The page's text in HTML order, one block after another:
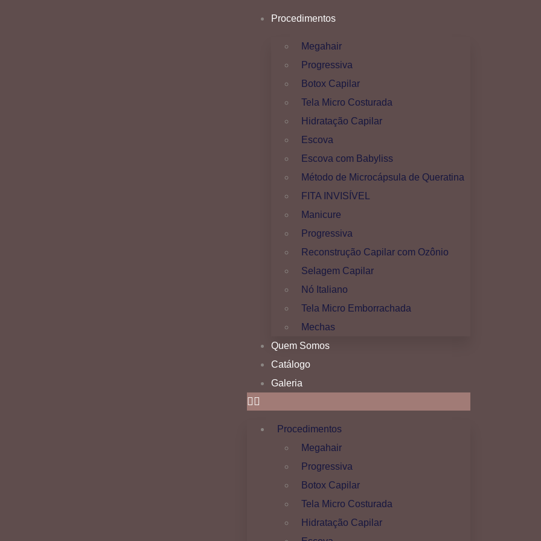
Procedimentos
Megahair
Progressiva
Botox Capilar
Tela Micro Costurada
Hidratação Capilar
Escova
Escova com Babyliss
Método de Microcápsula de Queratina
FITA INVISÍVEL
Manicure
Progressiva
Reconstrução Capilar com Ozônio
Selagem Capilar
Nó Italiano
Tela Micro Emborrachada
Mechas
Quem Somos
Catálogo
Galeria
Procedimentos
Megahair
Progressiva
Botox Capilar
Tela Micro Costurada
Hidratação Capilar